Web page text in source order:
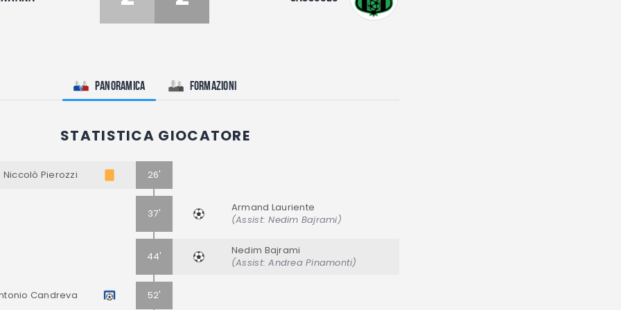
Panoramica Formazioni
STATISTICA GIOCATORE
Niccolò Pierozzi 26'
37'
Armand Lauriente
(Assist: Nedim Bajrami)
44'
Nedim Bajrami
(Assist: Andrea Pinamonti)
Candreva 52'